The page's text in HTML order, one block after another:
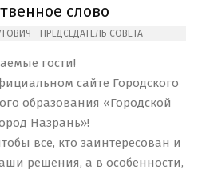
слово
- ПРЕДСЕДАТЕЛЬ СОВЕТА
гости!
сайте Городского
образования «Городской
Назрань»!
все, кто заинтересован и
решения, а в особенности,